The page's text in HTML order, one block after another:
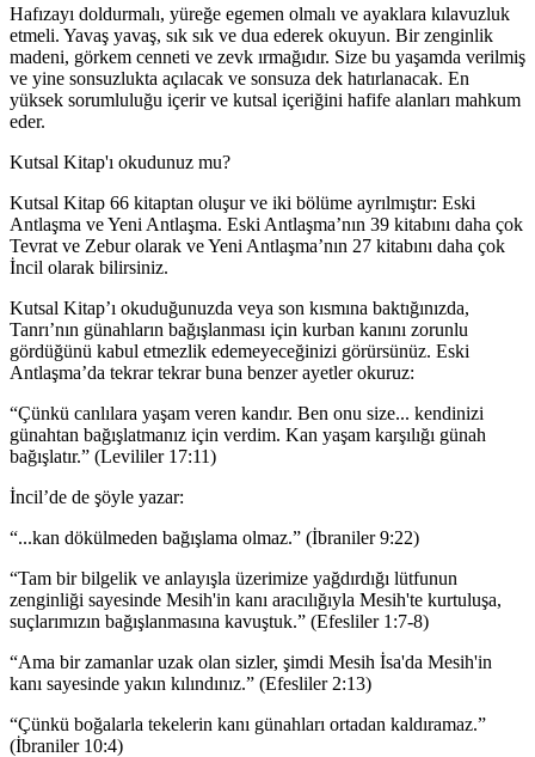
Hafızayı doldurmalı, yüreğe egemen olmalı ve ayaklara kılavuzluk
etmeli. Yavaş yavaş, sık sık ve dua ederek okuyun. Bir zenginlik
madeni, görkem cenneti ve zevk ırmağıdır. Size bu yaşamda verilmiş
ve yine sonsuzlukta açılacak ve sonsuza dek hatırlanacak. En
yüksek sorumluluğu içerir ve kutsal içeriğini hafife alanları mahkum
eder.
Kutsal Kitap'ı okudunuz mu?
Kutsal Kitap 66 kitaptan oluşur ve iki bölüme ayrılmıştır: Eski
Antlaşma ve Yeni Antlaşma. Eski Antlaşma’nın 39 kitabını daha çok
Tevrat ve Zebur olarak ve Yeni Antlaşma’nın 27 kitabını daha çok
İncil olarak bilirsiniz.
Kutsal Kitap’ı okuduğunuzda veya son kısmına baktığınızda,
Tanrı’nın günahların bağışlanması için kurban kanını zorunlu
gördüğünü kabul etmezlik edemeyeceğinizi görürsünüz. Eski
Antlaşma’da tekrar tekrar buna benzer ayetler okuruz:
“Çünkü canlılara yaşam veren kandır. Ben onu size... kendinizi
günahtan bağışlatmanız için verdim. Kan yaşam karşılığı günah
bağışlatır.” (Levililer 17:11)
İncil’de de şöyle yazar:
“...kan dökülmeden bağışlama olmaz.” (İbraniler 9:22)
“Tam bir bilgelik ve anlayışla üzerimize yağdırdığı lütfunun
zenginliği sayesinde Mesih'in kanı aracılığıyla Mesih'te kurtuluşa,
suçlarımızın bağışlanmasına kavuştuk.” (Efesliler 1:7-8)
“Ama bir zamanlar uzak olan sizler, şimdi Mesih İsa'da Mesih'in
kanı sayesinde yakın kılındınız.” (Efesliler 2:13)
“Çünkü boğalarla tekelerin kanı günahları ortadan kaldıramaz.”
(İbraniler 10:4)